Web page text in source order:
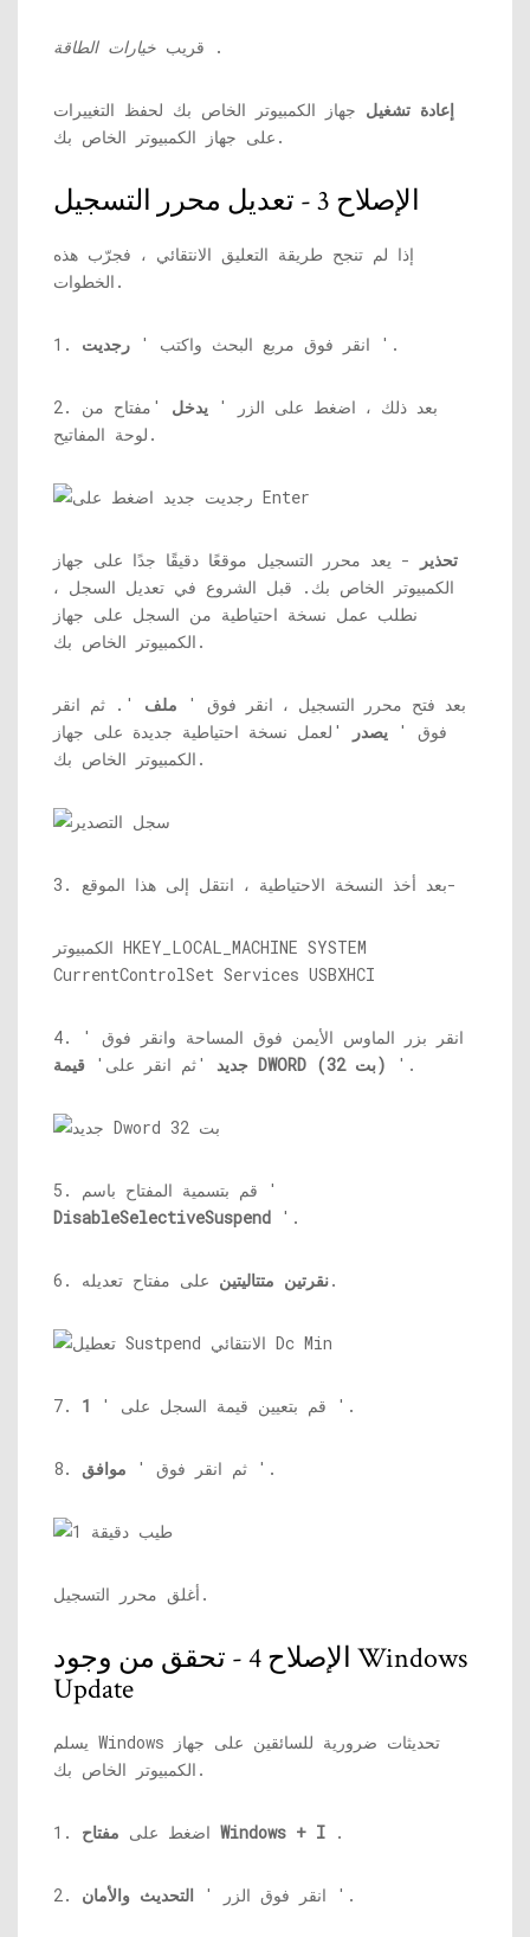
قريب خيارات الطاقة .
إعادة تشغيل جهاز الكمبيوتر الخاص بك لحفظ التغييرات
على جهاز الكمبيوتر الخاص بك.
الإصلاح 3 - تعديل محرر التسجيل
إذا لم تنجح طريقة التعليق الانتقائي ، فجرّب هذه
الخطوات.
1. انقر فوق مربع البحث واكتب ' رجديت '.
2. بعد ذلك ، اضغط على الزر ' يدخل 'مفتاح من
لوحة المفاتيح.
تحذير
- يعد محرر التسجيل موقعًا دقيقًا جدًا على جهاز
الكمبيوتر الخاص بك. قبل الشروع في تعديل السجل ،
نطلب عمل نسخة احتياطية من السجل على جهاز
الكمبيوتر الخاص بك.
بعد فتح محرر التسجيل ، انقر فوق ' ملف '. ثم انقر
فوق ' يصدر
'لعمل نسخة احتياطية جديدة على جهاز
الكمبيوتر الخاص بك.
3. بعد أخذ النسخة الاحتياطية ، انتقل إلى هذا الموقع-
الكمبيوتر HKEY_LOCAL_MACHINE SYSTEM
CurrentControlSet Services USBXHCI
4. انقر بزر الماوس الأيمن فوق المساحة وانقر فوق '
جديد 'ثم انقر على' قيمة DWORD (32 بت) '.
5. قم بتسمية المفتاح باسم '
DisableSelectiveSuspend '.
6. نقرتين متتاليتينعلى مفتاح تعديله.
7. قم بتعيين قيمة السجل على ' 1 '.
8. ثم انقر فوق ' موافق '.
أغلق محرر التسجيل.
الإصلاح 4 - تحقق من وجود Windows
Update
يسلم Windows تحديثات ضرورية للسائقين على جهاز
الكمبيوتر الخاص بك.
1. اضغط على مفتاح Windows + I .
2. انقر فوق الزر ' التحديث والأمان '.